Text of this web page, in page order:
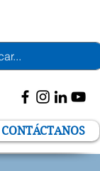
CONTÁCTANOS